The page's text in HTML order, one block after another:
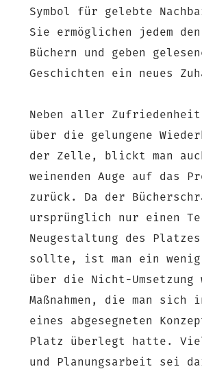
Symbol für gelebte
Sie ermöglichen jedem den
Büchern und geben
Geschichten ein neues
Neben aller Zufriedenheit
über die gelungene
der Zelle, blickt man
weinenden Auge auf das
zurück. Da der
ursprünglich nur einen
Neugestaltung des
sollte, ist man ein wenig
über die Nicht-Umsetzung
Maßnahmen, die man sich
eines abgesegneten
Platz überlegt hatte.
und Planungsarbeit sei